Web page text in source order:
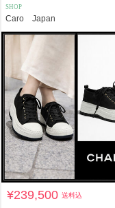
SHOP
Caro Japan
¥239,500送料込